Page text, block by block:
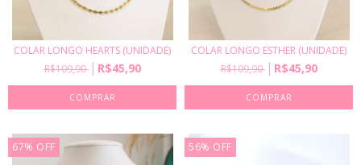
COLAR LONGO HEARTS (UNIDADE)
R$109,90
R$45,90
COLAR LONGO ESTHER (UNIDADE)
R$109,90
R$45,90
67% OFF 56% OFF